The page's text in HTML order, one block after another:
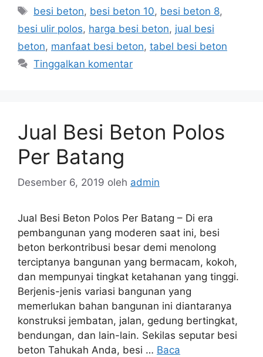
Tag
besi beton, besi beton 10, besi beton 8,
besi ulir polos, harga besi beton, jual besi
beton, manfaat besi beton, tabel besi beton
Tinggalkan komentar
Jual Besi Beton Polos
Per Batang
Desember 6, 2019 oleh admin
Jual Besi Beton Polos Per Batang – Di era
pembangunan yang moderen saat ini, besi
beton berkontribusi besar demi menolong
terciptanya bangunan yang bermacam, kokoh,
dan mempunyai tingkat ketahanan yang tinggi.
Berjenis-jenis variasi bangunan yang
memerlukan bahan bangunan ini diantaranya
konstruksi jembatan, jalan, gedung bertingkat,
bendungan, dan lain-lain. Sekilas seputar besi
beton Tahukah Anda, besi … Baca